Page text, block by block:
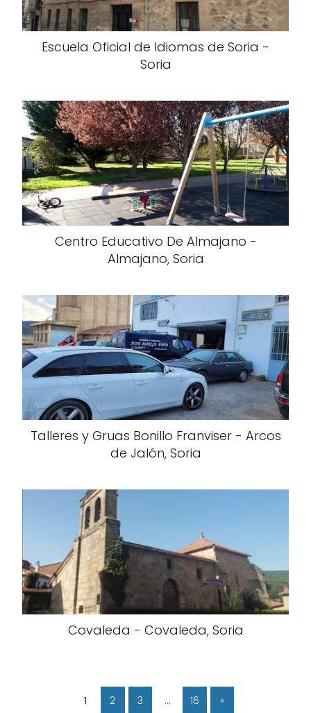
Escuela Oficial de Idiomas de Soria -
Soria
Centro Educativo De Almajano -
Almajano, Soria
Talleres y Gruas Bonillo Franviser - Arcos
de Jalón, Soria
Covaleda - Covaleda, Soria
1 2 3 … 16 »